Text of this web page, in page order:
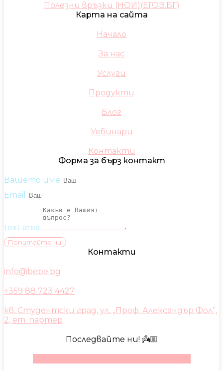
Полезни връзки (НОИ)(ЕГОВ.БГ)
Карта на сайта
Начало
За нас
Услуги
Продукти
Блог
Уебинари
Контакти
Форма за бърз контакт
Вашето име
Email
text area
Попитайте ни!
Контакти
info@bebe.bg
+359 88 723 4427
кв. Студентски град, ул. „Проф. Александър Фол“,
2, ет. партер
Последвайте ни! 👼🏼